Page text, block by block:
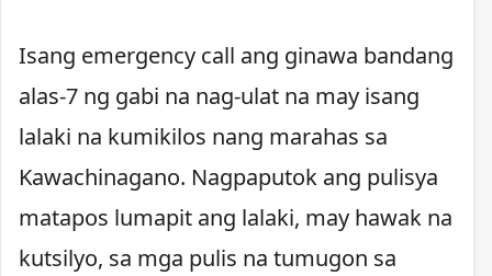
Isang emergency call ang ginawa bandang
alas-7 ng gabi na nag-ulat na may isang
lalaki na kumikilos nang marahas sa
Kawachinagano. Nagpaputok ang pulisya
matapos lumapit ang lalaki, may hawak na
kutsilyo, sa mga pulis na tumugon sa